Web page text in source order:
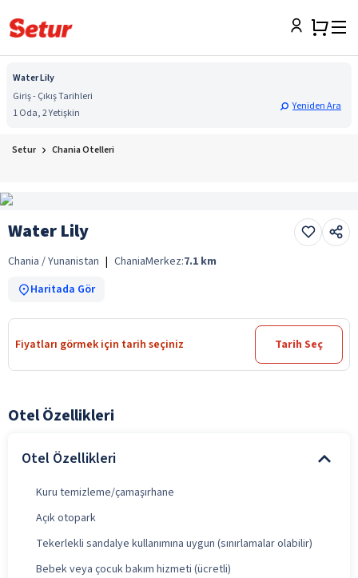
Water Lily
Giriş - Çıkış Tarihleri
1 Oda, 2 Yetişkin
Yeniden Ara
Setur Chania Otelleri
Water Lily
Chania / Yunanistan | ChaniaMerkez:7.1 km
Haritada Gör
Fiyatları görmek için tarih seçiniz Tarih Seç
Otel Özellikleri
Otel Özellikleri
Kuru temizleme/çamaşırhane
Açık otopark
Tekerlekli sandalye kullanımına uygun (sınırlamalar olabilir)
Bebek veya çocuk bakım hizmeti (ücretli)